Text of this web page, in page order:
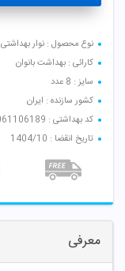
نوع محصول : نوار بهداشتی
کارائی : بهداشت بانوان
سایز : 8 عدد
کشور سازنده : ایران
کد بهداشتی : 6266061106189
تاریخ انقضا : 1404/10
معرفی